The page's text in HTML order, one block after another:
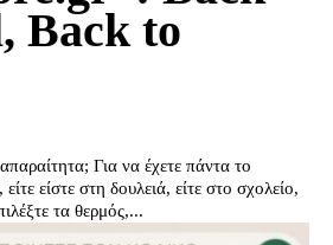
Back to
Για να έχετε πάντα το
είστε στη δουλειά, είτε στο σχολείο,
τα θερμός,...